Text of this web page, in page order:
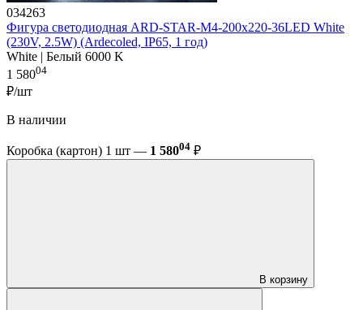
034263
Фигура светодиодная ARD-STAR-M4-200x220-36LED White
(230V, 2.5W) (Ardecoled, IP65, 1 год)
White | Белый 6000 K
1 58004
₽/шт
В наличии
Коробка (картон) 1 шт — 1 58004 ₽
В корзину